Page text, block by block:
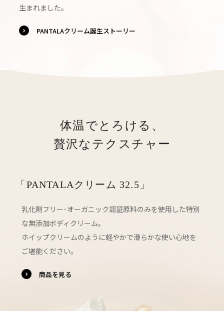
生まれました。
PANTALAクリーム誕生ストーリー
体温でとろける、
贅沢なテクスチャー
「PANTALAクリーム 32.5」
乳化剤フリー･オーガニック認証原料のみを使用した特別
な無添加ボディクリーム。
ホイップクリームのように軽やかで滑らかな使い心地を
ご堪能ください。
商品を見る